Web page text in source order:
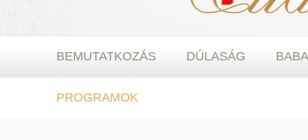
BEMUTATKOZÁS DÚLASÁG
PROGRAMOK